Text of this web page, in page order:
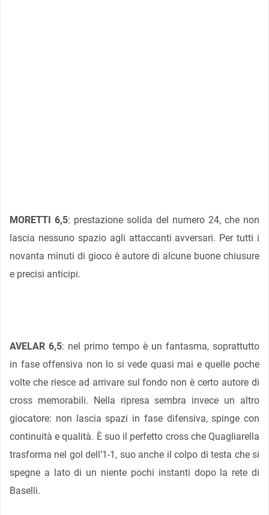
MORETTI 6,5: prestazione solida del numero 24, che non
lascia nessuno spazio agli attaccanti avversari. Per tutti i
novanta minuti di gioco è autore di alcune buone chiusure
e precisi anticipi.
AVELAR 6,5: nel primo tempo è un fantasma, soprattutto
in fase offensiva non lo si vede quasi mai e quelle poche
volte che riesce ad arrivare sul fondo non è certo autore di
cross memorabili. Nella ripresa sembra invece un altro
giocatore: non lascia spazi in fase difensiva, spinge con
continuità e qualità. È suo il perfetto cross che Quagliarella
trasforma nel gol dell’1-1, suo anche il colpo di testa che si
spegne a lato di un niente pochi instanti dopo la rete di
Baselli.